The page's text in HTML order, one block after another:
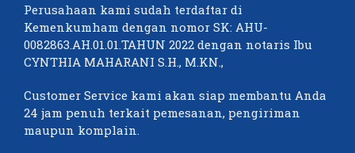
Perusahaan kami sudah terdaftar di
Kemenkumham dengan nomor SK: AHU-
0082863.AH.01.01.TAHUN 2022 dengan notaris Ibu
CYNTHIA MAHARANI S.H., M.KN.,
Customer Service kami akan siap membantu Anda
24 jam penuh terkait pemesanan, pengiriman
maupun komplain.